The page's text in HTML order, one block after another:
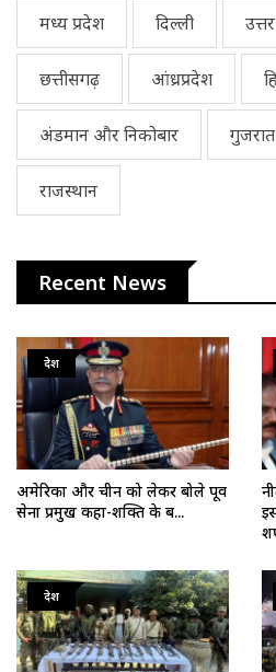
मध्य प्रदेश दिल्ली
छत्तीसगढ़ आंध्रप्रदेश
अंडमान और निकोबार गुजरात
राजस्थान
Recent News
देश
अमेरिका और चीन को लेकर बोले पूर्व
सेना प्रमुख कहा-शक्ति के ब...
देश